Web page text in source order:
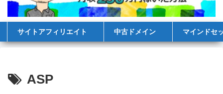
サイトアフィリエイト 中古ドメイン マインドセ
ASP